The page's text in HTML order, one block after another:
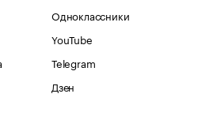
Одноклассники
YouTube
Telegram
Дзен